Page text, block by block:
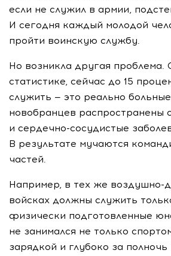
если не служил в армии,
И сегодня каждый молодой
пройти воинскую службу.
Но возникла другая проблема.
статистике, сейчас до 15
служить — это реально
новобранцев распространены
и сердечно-сосудистые
В результате мучаются
частей.
Например, в тех же воздушно-
войсках должны служить
физически подготовленные
не занимался не только
зарядкой и глубоко за